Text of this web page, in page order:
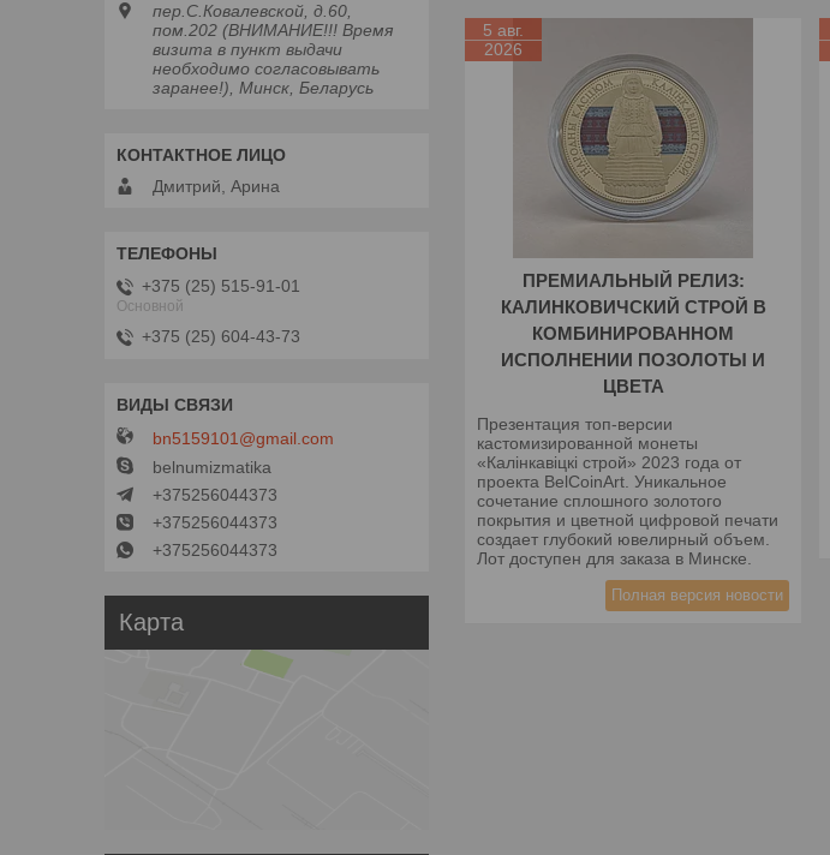
5 авг.
2026
ПРЕМИАЛЬНЫЙ РЕЛИЗ:
КАЛИНКОВИЧСКИЙ СТРОЙ В
КОМБИНИРОВАННОМ
ИСПОЛНЕНИИ ПОЗОЛОТЫ И
ЦВЕТА
Презентация топ-версии
кастомизированной монеты
«Калінкавіцкі строй» 2023 года от
проекта BelCoinArt. Уникальное
сочетание сплошного золотого
покрытия и цветной цифровой печати
создает глубокий ювелирный объем.
Лот доступен для заказа в Минске.
Полная версия новости
пер.С.Ковалевской, д.60,
пом.202 (ВНИМАНИЕ!!! Время
визита в пункт выдачи
необходимо согласовывать
заранее!), Минск, Беларусь
Дмитрий, Арина
+375 (25) 515-91-01
Основной
+375 (25) 604-43-73
bn5159101@gmail.com
belnumizmatika
+375256044373
+375256044373
+375256044373
Карта